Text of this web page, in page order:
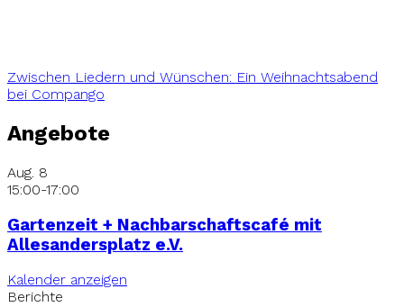
Zwischen Liedern und Wünschen: Ein Weihnachtsabend
bei Compango
Angebote
Aug. 8
15:00-17:00
Gartenzeit + Nachbarschaftscafé mit
Allesandersplatz e.V.
Kalender anzeigen
Berichte